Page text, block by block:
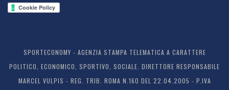
SPORTECONOMY - AGENZIA STAMPA TELEMATICA A CARATTERE
POLITICO, ECONOMICO, SPORTIVO, SOCIALE. DIRETTORE RESPONSABILE
MARCEL VULPIS - REG. TRIB. ROMA N.160 DEL 22.04.2005 - P.IVA